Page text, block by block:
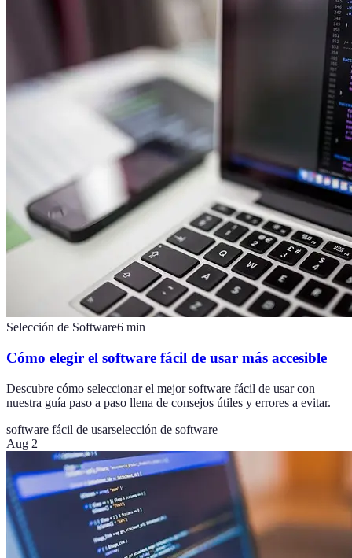
Selección de Software6 min
Cómo elegir el software fácil de usar más accesible
Descubre cómo seleccionar el mejor software fácil de usar con
nuestra guía paso a paso llena de consejos útiles y errores a evitar.
software fácil de usarselección de software
Aug 2